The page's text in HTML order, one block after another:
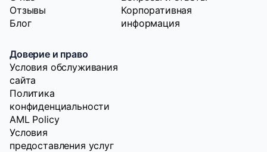
Отзывы
Блог
Корпоративная
информация
Доверие и право
Условия обслуживания
сайта
Политика
конфиденциальности
AML Policy
Условия
предоставления услуг